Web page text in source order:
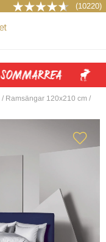
(10220)
LOGGA IN
/ Ramsängar 120x210 cm /